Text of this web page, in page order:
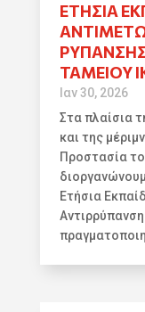
ΕΤΉΣΙΑ
ΤΑΜΕΊΟΥ
Ιαν 30, 2026
Στα πλαίσια
και της
Προστασία
Ετήσια